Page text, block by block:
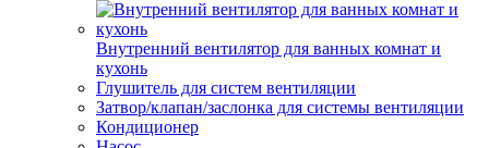
Внутренний вентилятор для ванных комнат и
кухонь
Глушитель для систем вентиляции
Затвор/клапан/заслонка для системы вентиляции
Кондиционер